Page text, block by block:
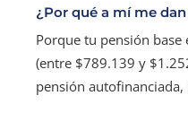
¿Por qué a mí me
Porque tu pensión
(entre $789.139 y
pensión autofinanciada,